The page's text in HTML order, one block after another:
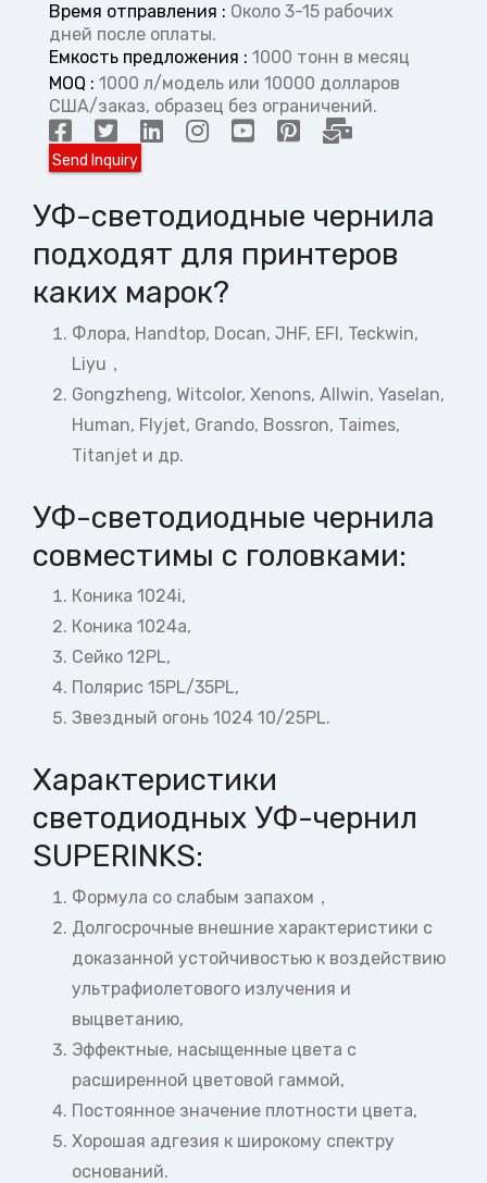
Время отправления : Около 3-15 рабочих
дней после оплаты.
Емкость предложения : 1000 тонн в месяц
MOQ : 1000 л/модель или 10000 долларов
США/заказ, образец без ограничений.
УФ-светодиодные чернила
подходят для принтеров
каких марок?
Флора, Handtop, Docan, JHF, EFI, Teckwin,
Liyu，
Gongzheng, Witcolor, Xenons, Allwin, Yaselan,
Human, Flyjet, Grando, Bossron, Taimes,
Titanjet и др.
УФ-светодиодные чернила
совместимы с головками:
Коника 1024i,
Коника 1024a,
Сейко 12PL,
Полярис 15PL/35PL,
Звездный огонь 1024 10/25PL.
Характеристики
светодиодных УФ-чернил
SUPERINKS:
Формула со слабым запахом，
Долгосрочные внешние характеристики с
доказанной устойчивостью к воздействию
ультрафиолетового излучения и
выцветанию,
Эффектные, насыщенные цвета с
расширенной цветовой гаммой,
Постоянное значение плотности цвета,
Хорошая адгезия к широкому спектру
оснований.